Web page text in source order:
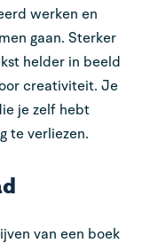
werken en
gaan. Sterker
helder in beeld
creativiteit. Je
je zelf hebt
te verliezen.
van een boek